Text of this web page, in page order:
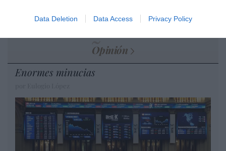
Data Deletion Data Access Privacy Policy
Artículos anteriores
Opinión
Enormes minucias